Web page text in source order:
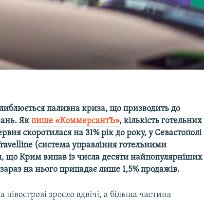
паливна криза, що призводить до
Якпише «КоммерсантЪ», кількість готельних
скоротилася на 31% рік до року, у Севастополі
(система управління готельними
що Крим випав із числа десяти найпопулярніших
на нього припадає лише 1,5% продажів.
зросло вдвічі, а більша частина